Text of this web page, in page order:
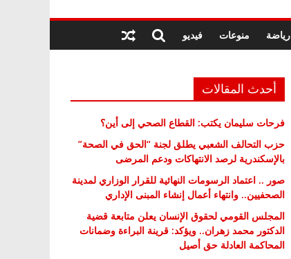
رياضة منوعات فيديو
أحدث المقالات
فرحات سليمان يكتب: القطاع الصحي إلى أين؟
حزب التحالف الشعبي يطلق لجنة “الحق في الصحة”
بالإسكندرية لرصد الانتهاكات ودعم المرضى
صور .. اعتماد الرسومات النهائية للقرار الوزاري لمدينة
الصحفيين.. وانتهاء أعمال إنشاء المبنى الإداري
المجلس القومي لحقوق الإنسان يعلن متابعة قضية
الدكتور محمد زهران.. ويؤكد: قرينة البراءة وضمانات
المحاكمة العادلة حق أصيل